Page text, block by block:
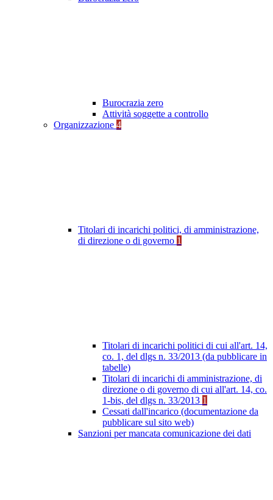
Burocrazia zero
Attività soggette a controllo
Organizzazione 4
Titolari di incarichi politici, di amministrazione,
di direzione o di governo 1
Titolari di incarichi politici di cui all'art. 14,
co. 1, del dlgs n. 33/2013 (da pubblicare in
tabelle)
Titolari di incarichi di amministrazione, di
direzione o di governo di cui all'art. 14, co.
1-bis, del dlgs n. 33/2013 1
Cessati dall'incarico (documentazione da
pubblicare sul sito web)
Sanzioni per mancata comunicazione dei dati